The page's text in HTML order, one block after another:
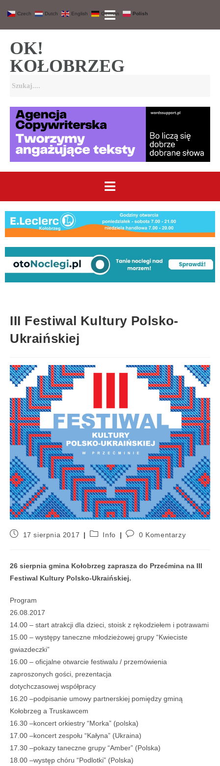
OK!
KOŁOBRZEG
III Festiwal Kultury Polsko-
Ukraińskiej
17 sierpnia 2017 Info 0 Komentarzy
26 sierpnia gmina Kołobrzeg zaprasza do Przećmina na III
Festiwal Kultury Polsko-Ukraińskiej.
Program
26.08.2017
14.00 – start atrakcji dla dzieci, stoisk z rękodziełem i potrawami
15.00 – występy taneczne młodzieżowej grupy “Kwieciste
gwiazdeczki”
16.00 – oficjalne otwarcie festiwalu / przemówienia
zaproszonych gości, prezentacja
dotychczasowej współpracy
16.20 –podpisanie umowy partnerskiej pomiędzy gminą
Kołobrzeg a Truskawcem
16.30 –koncert orkiestry “Morka” (polska)
17.00 –koncert zespołu “Kałyna” (Ukraina)
17.30 –pokazy taneczne grupy “Amber” (Polska)
18.00 –występ chóru “Podlotki” (Polska)
Czech Dutch English German Polish